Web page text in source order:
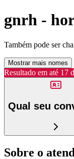
gnrh -
Também pode ser
Mostrar mais nomes
Resultado em até 17
Qual seu
Sobre o